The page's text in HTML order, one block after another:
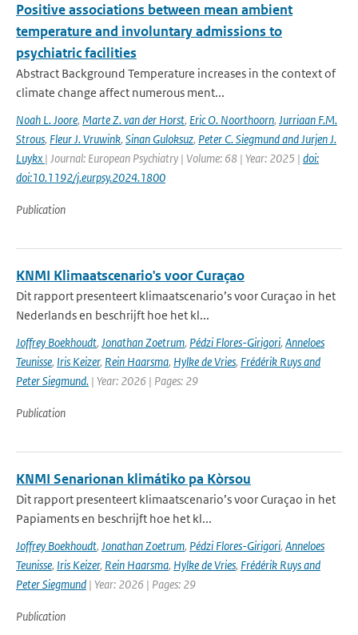
Positive associations between mean ambient
temperature and involuntary admissions to
psychiatric facilities
Abstract Background Temperature increases in the context of
climate change affect numerous ment...
Noah L. Joore, Marte Z. van der Horst, Eric O. Noorthoorn, Jurriaan F.M.
Strous, Fleur J. Vruwink, Sinan Guloksuz, Peter C. Siegmund and Jurjen J.
Luykx | Journal: European Psychiatry | Volume: 68 | Year: 2025 | doi:
doi:10.1192/j.eurpsy.2024.1800
Publication
KNMI Klimaatscenario's voor Curaçao
Dit rapport presenteert klimaatscenario’s voor Curaçao in het
Nederlands en beschrijft hoe het kl...
Joffrey Boekhoudt, Jonathan Zoetrum, Pédzi Flores-Girigori, Anneloes
Teunisse, Iris Keizer, Rein Haarsma, Hylke de Vries, Frédérik Ruys and
Peter Siegmund. | Year: 2026 | Pages: 29
Publication
KNMI Senarionan klimátiko pa Kòrsou
Dit rapport presenteert klimaatscenario’s voor Curaçao in het
Papiaments en beschrijft hoe het kl...
Joffrey Boekhoudt, Jonathan Zoetrum, Pédzi Flores-Girigori, Anneloes
Teunisse, Iris Keizer, Rein Haarsma, Hylke de Vries, Frédérik Ruys and
Peter Siegmund | Year: 2026 | Pages: 29
Publication